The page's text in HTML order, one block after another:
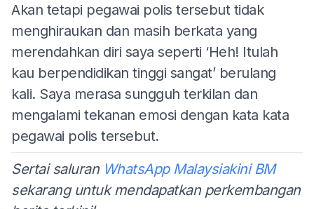
Akan tetapi pegawai polis tersebut tidak
menghiraukan dan masih berkata yang
merendahkan diri saya seperti ‘Heh! Itulah
kau berpendidikan tinggi sangat’ berulang
kali. Saya merasa sungguh terkilan dan
mengalami tekanan emosi dengan kata kata
pegawai polis tersebut.
Sertai saluran WhatsApp Malaysiakini BM
sekarang untuk mendapatkan perkembangan